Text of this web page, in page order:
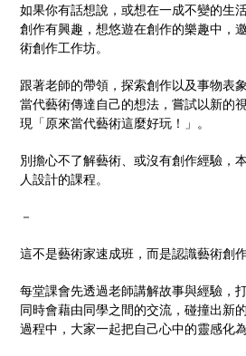
如果你有話想說，或想在一成不變的生
創作有興趣，想悠遊在創作的樂趣中，
術創作工作坊。
跟著老師的帶領，探索創作以及事物表
當代藝術傳達自己的想法，嘗試以新的
現「原來當代藝術這麼好玩！」。
別擔心不了解藝術、或沒有創作經驗，
人設計的課程。
－
這不是藝術家速成班，而是認識藝術創作
每堂課會先透過老師講解故事與經驗，
同時會藉由同學之間的交流，碰撞出新
過程中，大家一起把自己心中的靈感化